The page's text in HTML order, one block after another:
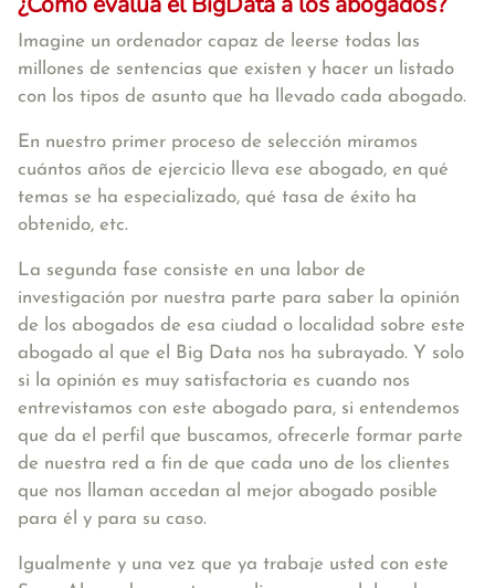
Imagine un ordenador capaz de leerse todas las
millones de sentencias que existen y hacer un listado
con los tipos de asunto que ha llevado cada abogado.
En nuestro primer proceso de selección miramos
cuántos años de ejercicio lleva ese abogado, en qué
temas se ha especializado, qué tasa de éxito ha
obtenido, etc.
La segunda fase consiste en una labor de
investigación por nuestra parte para saber la opinión
de los abogados de esa ciudad o localidad sobre este
abogado al que el Big Data nos ha subrayado. Y solo
si la opinión es muy satisfactoria es cuando nos
entrevistamos con este abogado para, si entendemos
que da el perfil que buscamos, ofrecerle formar parte
de nuestra red a fin de que cada uno de los clientes
que nos llaman accedan al mejor abogado posible
para él y para su caso.
Igualmente y una vez que ya trabaje usted con este